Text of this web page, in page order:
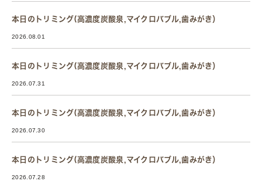
本日のトリミング(高濃度炭酸泉,マイクロバブル,歯みがき）
2026.08.01
本日のトリミング(高濃度炭酸泉,マイクロバブル,歯みがき）
2026.07.31
本日のトリミング(高濃度炭酸泉,マイクロバブル,歯みがき）
2026.07.30
本日のトリミング(高濃度炭酸泉,マイクロバブル,歯みがき）
2026.07.28